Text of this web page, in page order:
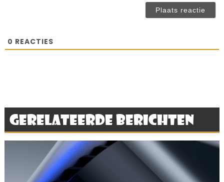
0 REACTIES
Gerelateerde berichten